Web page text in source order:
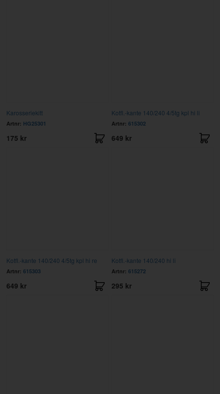
Karosseriekitt
Artnr: HG25301
175 kr
Kotfl.-kante 140/240 4/5tg kpl hi li
Artnr: 615302
649 kr
Kotfl.-kante 140/240 4/5tg kpl hi re
Artnr: 615303
649 kr
Kotfl.-kante 140/240 hi li
Artnr: 615272
295 kr